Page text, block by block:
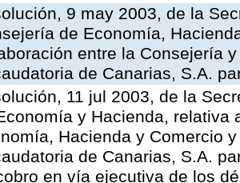
9 may 2003, de la
de Economía,
entre la Consejería
de Canarias, S.A.
11 jul 2003, de la
y Hacienda, relativa
Hacienda y Comercio
de Canarias, S.A.
en vía ejecutiva de los